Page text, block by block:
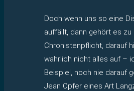
Doch wenn uns so eine
auffällt, dann gehört es
Chronistenpflicht, darauf
wahrlich nicht alles auf –
Beispiel, noch nie darauf
Jean Opfer eines Art